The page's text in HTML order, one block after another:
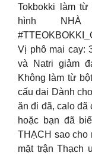
Tokbokki làm
hình
Vị phô mai cay:
và Natri giảm
Không làm từ
cấu dai Dành
ăn đi đã, calo đã
hoặc bạn đã
THẠCH sao cho
mặt trận Thạch